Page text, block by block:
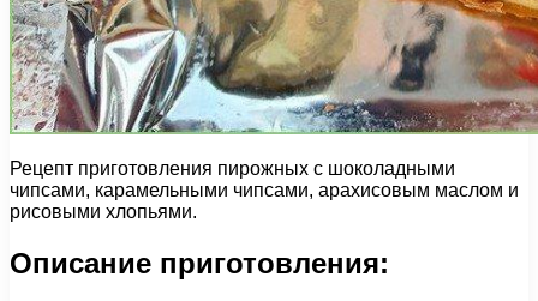
Рецепт приготовления пирожных с шоколадными
чипсами, карамельными чипсами, арахисовым маслом и
рисовыми хлопьями.
Описание приготовления: